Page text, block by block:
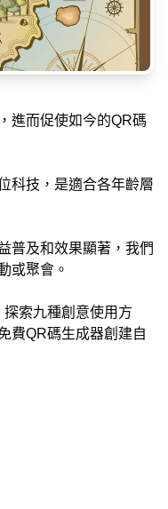
進而促使如今的QR碼
科技，是適合各年齡層
普及和效果顯著，我們
或聚會。
索九種創意使用方
費QR碼生成器創建自